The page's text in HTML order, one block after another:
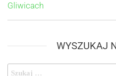
Gliwicach
WYSZUKAJ